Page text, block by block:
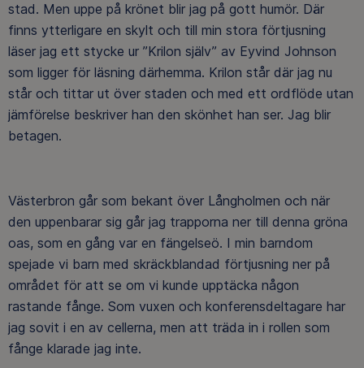
stad. Men uppe på krönet blir jag på gott humör. Där
finns ytterligare en skylt och till min stora förtjusning
läser jag ett stycke ur ”Krilon själv” av Eyvind Johnson
som ligger för läsning därhemma. Krilon står där jag nu
står och tittar ut över staden och med ett ordflöde utan
jämförelse beskriver han den skönhet han ser. Jag blir
betagen.
Västerbron går som bekant över Långholmen och när
den uppenbarar sig går jag trapporna ner till denna gröna
oas, som en gång var en fängelseö. I min barndom
spejade vi barn med skräckblandad förtjusning ner på
området för att se om vi kunde upptäcka någon
rastande fånge. Som vuxen och konferensdeltagare har
jag sovit i en av cellerna, men att träda in i rollen som
fånge klarade jag inte.